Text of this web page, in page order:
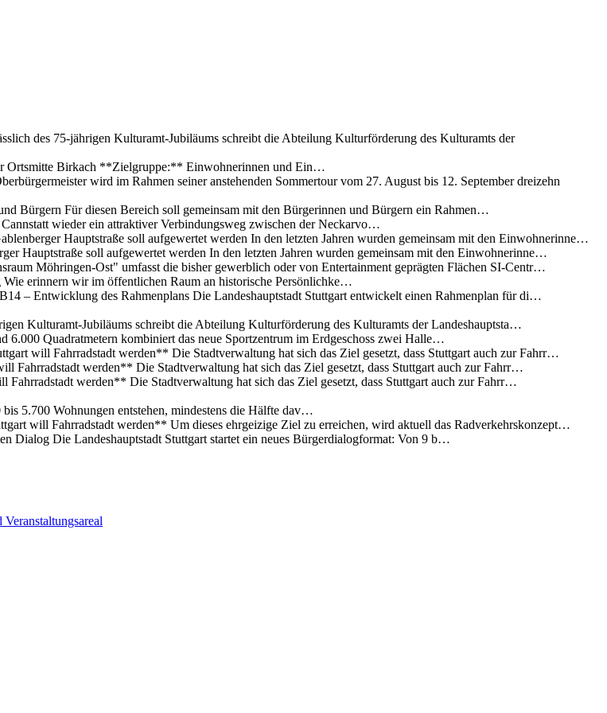
des 75-jährigen Kulturamt-Jubiläums schreibt die Abteilung Kulturförderung des Kulturamts der
Birkach **Zielgruppe:** Einwohnerinnen und Ein…
wird im Rahmen seiner anstehenden Sommertour vom 27. August bis 12. September dreizehn
Bürgern Für diesen Bereich soll gemeinsam mit den Bürgerinnen und Bürgern ein Rahmen…
wieder ein attraktiver Verbindungsweg zwischen der Neckarvo…
Hauptstraße soll aufgewertet werden In den letzten Jahren wurden gemeinsam mit den Einwohnerinne…
Hauptstraße soll aufgewertet werden In den letzten Jahren wurden gemeinsam mit den Einwohnerinne…
Möhringen-Ost" umfasst die bisher gewerblich oder von Entertainment geprägten Flächen SI-Centr…
erinnern wir im öffentlichen Raum an historische Persönlichke…
– Entwicklung des Rahmenplans Die Landeshauptstadt Stuttgart entwickelt einen Rahmenplan für di…
Kulturamt-Jubiläums schreibt die Abteilung Kulturförderung des Kulturamts der Landeshauptsta…
6.000 Quadratmetern kombiniert das neue Sportzentrum im Erdgeschoss zwei Halle…
will Fahrradstadt werden** Die Stadtverwaltung hat sich das Ziel gesetzt, dass Stuttgart auch zur Fahrr…
Fahrradstadt werden** Die Stadtverwaltung hat sich das Ziel gesetzt, dass Stuttgart auch zur Fahrr…
Fahrradstadt werden** Die Stadtverwaltung hat sich das Ziel gesetzt, dass Stuttgart auch zur Fahrr…
5.700 Wohnungen entstehen, mindestens die Hälfte dav…
will Fahrradstadt werden** Um dieses ehrgeizige Ziel zu erreichen, wird aktuell das Radverkehrskonzept…
Dialog Die Landeshauptstadt Stuttgart startet ein neues Bürgerdialogformat: Von 9 b…